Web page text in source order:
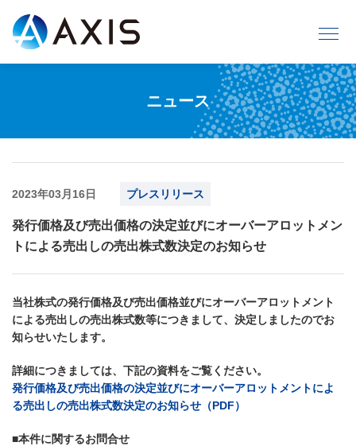
ニュース
2023年03月16日 プレスリリース
発行価格及び売出価格の決定並びにオーバーアロットメン
トによる売出しの売出株式数決定のお知らせ
当社株式の発行価格及び売出価格並びにオーバーアロットメント
による売出しの売出株式数等につきまして、決定しましたのでお
知らせいたします。
詳細につきましては、下記の資料をご覧ください。
発行価格及び売出価格の決定並びにオーバーアロットメントによ
る売出しの売出株式数決定のお知らせ（PDF）
■本件に関するお問合せ